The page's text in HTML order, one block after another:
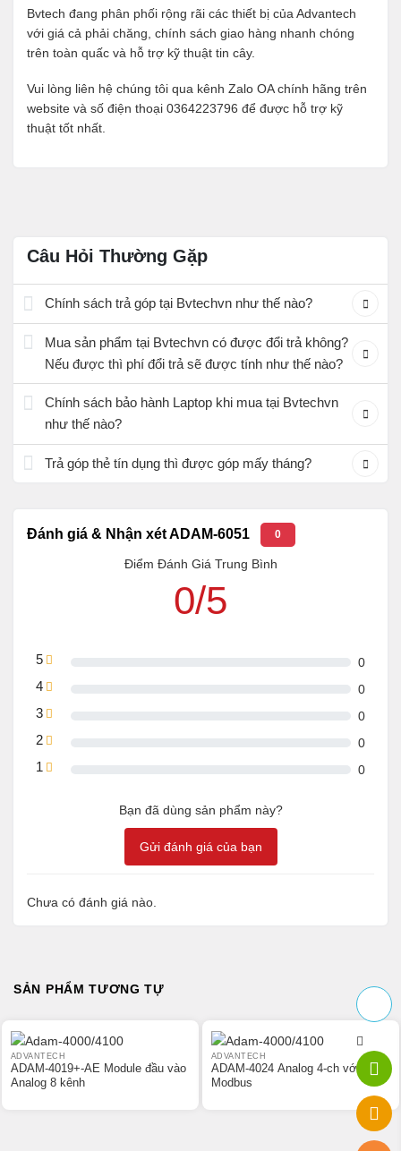
Bvtech đang phân phối rộng rãi các thiết bị của Advantech
với giá cả phải chăng, chính sách giao hàng nhanh chóng
trên toàn quấc và hỗ trợ kỹ thuật tin cây.
Vui lòng liên hệ chúng tôi qua kênh Zalo OA chính hãng trên
website và số điện thoại 0364223796 để được hỗ trợ kỹ
thuật tốt nhất.
Câu Hỏi Thường Gặp
Chính sách trả góp tại Bvtechvn như thế nào?
Mua sản phẩm tại Bvtechvn có được đổi trả không?
Nếu được thì phí đổi trả sẽ được tính như thế nào?
Chính sách bảo hành Laptop khi mua tại Bvtechvn
như thế nào?
Trả góp thẻ tín dụng thì được góp mấy tháng?
Đánh giá & Nhận xét ADAM-6051 0
Điểm Đánh Giá Trung Bình
0/5
5 0
4 0
3 0
2 0
1 0
Bạn đã dùng sản phẩm này?
Gửi đánh giá của bạn
Chưa có đánh giá nào.
SẢN PHẨM TƯƠNG TỰ
ADVANTECH
ADAM-4019+-AE Module đầu vào
Analog 8 kênh
ADVANTECH
ADAM-4024 Analog 4-ch với
Modbus